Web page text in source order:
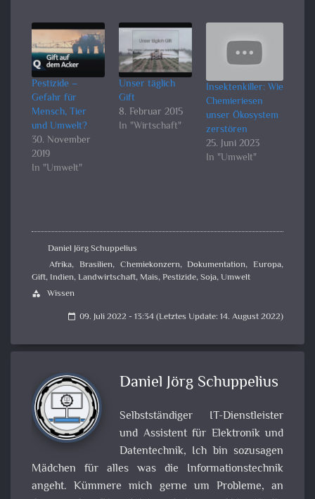
Pestizide –
Gefahr für
Mensch, Tier
und Umwelt?
30. November
2019
In "Umwelt"
Unser täglich
Gift
8. Februar 2015
In "Wirtschaft"
Insektenkiller: Wie
Chemieriesen
unser Ökosystem
zerstören
25. Juni 2023
In "Umwelt"
Daniel Jörg Schuppelius
Afrika, Brasilien, Chemiekonzern,Dokumentation, Europa,
Gift, Indien,Landwirtschaft, Mais,Pestizide,Soja,Umwelt
category Wissen
calendar_today 09. Juli 2022 - 13:34 (Letztes Update: 14. August 2022)
Daniel Jörg Schuppelius
Selbstständiger IT-Dienstleister
und Assistent für Elektronik und
Datentechnik, Ich bin sozusagen
Mädchen für alles was die Informationstechnik
angeht. Kümmere mich gerne um Probleme, an